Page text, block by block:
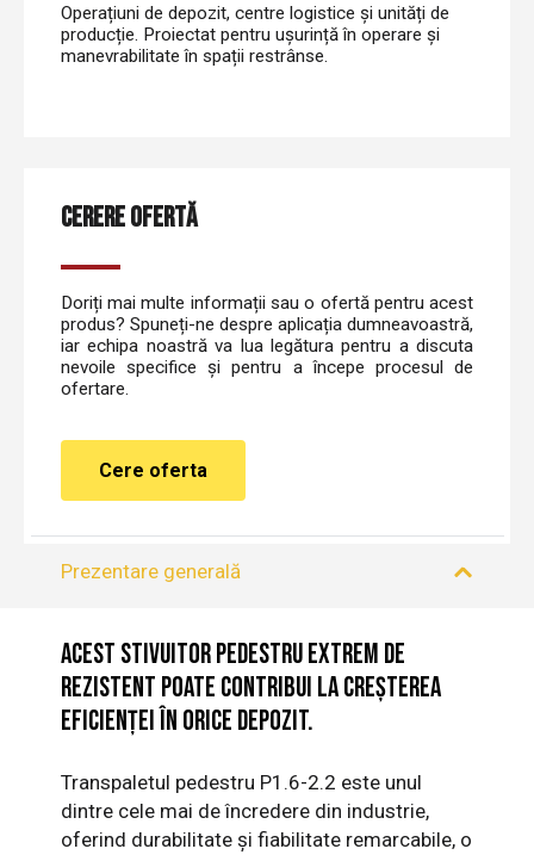
Operațiuni de depozit, centre logistice și unități de
producție. Proiectat pentru ușurință în operare și
manevrabilitate în spații restrânse.
CERERE OFERTĂ
Doriți mai multe informații sau o ofertă pentru acest
produs? Spuneți-ne despre aplicația dumneavoastră,
iar echipa noastră va lua legătura pentru a discuta
nevoile specifice și pentru a începe procesul de
ofertare.
Cere oferta
Prezentare generală
Acest stivuitor pedestru extrem de
rezistent poate contribui la creșterea
eficienței în orice depozit.
Transpaletul pedestru P1.6-2.2 este unul
dintre cele mai de încredere din industrie,
oferind durabilitate și fiabilitate remarcabile, o